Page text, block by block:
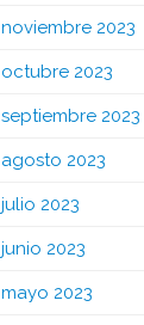
noviembre 2023
octubre 2023
septiembre 2023
agosto 2023
julio 2023
junio 2023
mayo 2023